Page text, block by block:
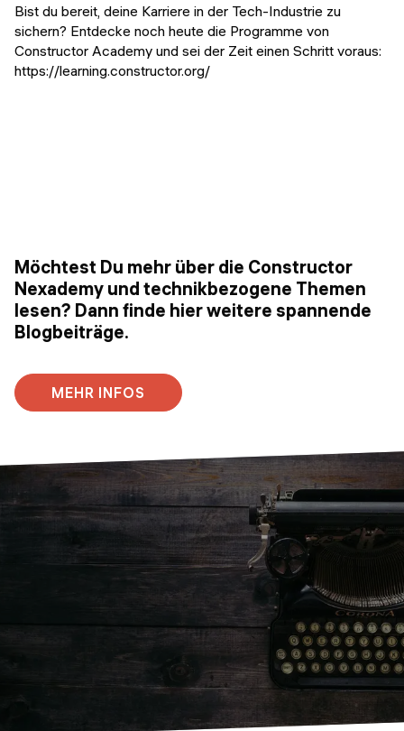
Bist du bereit, deine Karriere in der Tech-Industrie zu
sichern? Entdecke noch heute die Programme von
Constructor Academy und sei der Zeit einen Schritt voraus:
https://learning.constructor.org/
Möchtest Du mehr über die Constructor
Nexademy und technikbezogene Themen
lesen? Dann finde hier weitere spannende
Blogbeiträge.
MEHR INFOS